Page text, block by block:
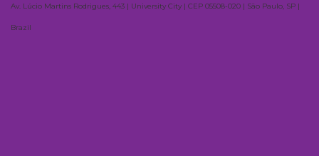
Av. Lúcio Martins Rodrigues, 443 | University City | CEP 05508-020 | São Paulo, SP |
Brazil